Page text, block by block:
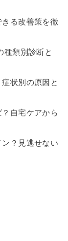
る改善策を徹
種類別診断と
状別の原因と
自宅ケアから
？見逃せない